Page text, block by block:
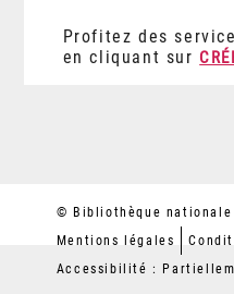
Profitez des
en cliquant sur
© Bibliothèque nationale
Mentions légales
Accessibilité :